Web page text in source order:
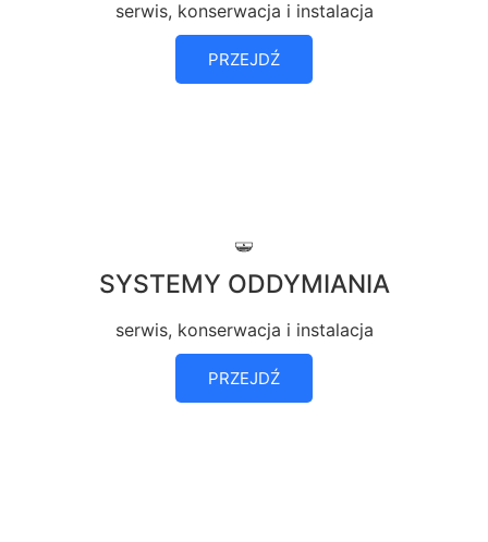
serwis, konserwacja i instalacja
PRZEJDŹ
SYSTEMY ODDYMIANIA
serwis, konserwacja i instalacja
PRZEJDŹ